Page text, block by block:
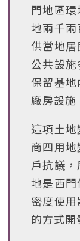
門地區
地兩千
供當地
公共設
保留基
廠房設施
這項土
商四用
戶抗議
地是西
密度使
的方式開